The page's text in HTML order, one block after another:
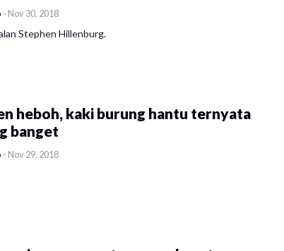
- Nov 30, 2018
Stephen Hillenburg.
heboh, kaki burung hantu ternyata
banget
- Nov 29, 2018